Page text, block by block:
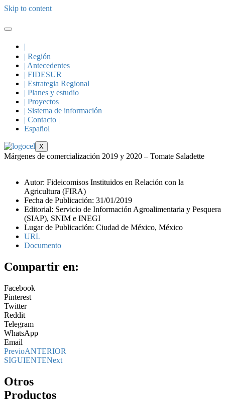
Skip to content
|
| Región
| Antecedentes
| FIDESUR
| Estrategia Regional
| Planes y estudio
| Proyectos
| Sistema de información
| Contacto |
Español
X
Márgenes de comercialización 2019 y 2020 – Tomate Saladette
Autor: Fideicomisos Instituidos en Relación con la
Agricultura (FIRA)
Fecha de Publicación: 31/01/2019
Editorial: Servicio de Información Agroalimentaria y Pesquera
(SIAP), SNIM e INEGI
Lugar de Publicación: Ciudad de México, México
URL
Documento
Compartir en:
Facebook
Pinterest
Twitter
Reddit
Telegram
WhatsApp
Email
PrevioANTERIOR
SIGUIENTENext
Otros
Productos